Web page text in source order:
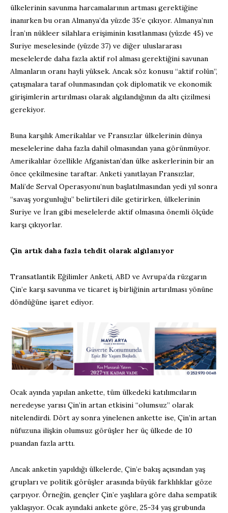
ülkelerinin savunma harcamalarının artması gerektiğine
inanırken bu oran Almanya’da yüzde 35’e çıkıyor. Almanya’nın
İran’ın nükleer silahlara erişiminin kısıtlanması (yüzde 45) ve
Suriye meselesinde (yüzde 37) ve diğer uluslararası
meselelerde daha fazla aktif rol alması gerektiğini savunan
Almanların oranı hayli yüksek. Ancak söz konusu “aktif rolün”,
çatışmalara taraf olunmasından çok diplomatik ve ekonomik
girişimlerin artırılması olarak algılandığının da altı çizilmesi
gerekiyor.
Buna karşılık Amerikalılar ve Fransızlar ülkelerinin dünya
meselelerine daha fazla dahil olmasından yana görünmüyor.
Amerikalılar özellikle Afganistan’dan ülke askerlerinin bir an
önce çekilmesine taraftar. Anketi yanıtlayan Fransızlar,
Mali’de Serval Operasyonu’nun başlatılmasından yedi yıl sonra
“savaş yorgunluğu” belirtileri dile getirirken, ülkelerinin
Suriye ve İran gibi meselelerde aktif olmasına önemli ölçüde
karşı çıkıyorlar.
Çin artık daha fazla tehdit olarak algılanıyor
Transatlantik Eğilimler Anketi, ABD ve Avrupa’da rüzgarın
Çin’e karşı savunma ve ticaret iş birliğinin artırılması yönüne
döndüğüne işaret ediyor.
Ocak ayında yapılan ankette, tüm ülkedeki katılımcıların
neredeyse yarısı Çin’in artan etkisini “olumsuz” olarak
nitelendirdi. Dört ay sonra yinelenen ankette ise, Çin’in artan
nüfuzuna ilişkin olumsuz görüşler her üç ülkede de 10
puandan fazla arttı.
Ancak anketin yapıldığı ülkelerde, Çin’e bakış açısından yaş
grupları ve politik görüşler arasında büyük farklılıklar göze
çarpıyor. Örneğin, gençler Çin’e yaşlılara göre daha sempatik
yaklaşıyor. Ocak ayındaki ankete göre, 25-34 yaş grubunda